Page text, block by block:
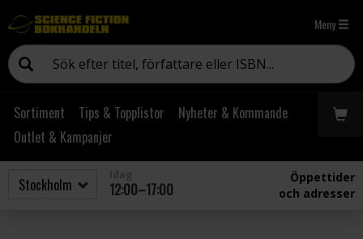
Meny
Sortiment Tips & Topplistor
Nyheter & Kommande
Outlet & Kampanjer
12:00–17:00
Öppettider
och adresser